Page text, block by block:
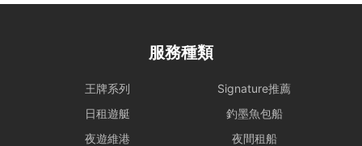
服務種類
王牌系列
Signature推薦
日租遊艇
釣墨魚包船
夜遊維港
夜間租船